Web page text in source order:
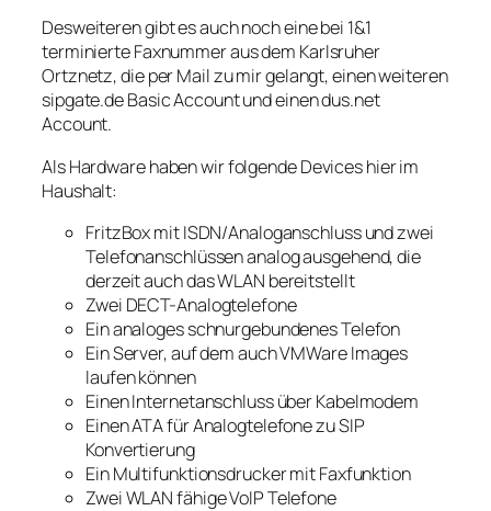
Desweiteren gibt es auch noch eine bei 1&1
terminierte Faxnummer aus dem Karlsruher
Ortznetz, die per Mail zu mir gelangt, einen weiteren
sipgate.de Basic Account und einen dus.net
Account.
Als Hardware haben wir folgende Devices hier im
Haushalt:
FritzBox mit ISDN/Analoganschluss und zwei
Telefonanschlüssen analog ausgehend, die
derzeit auch das WLAN bereitstellt
Zwei DECT-Analogtelefone
Ein analoges schnurgebundenes Telefon
Ein Server, auf dem auch VMWare Images
laufen können
Einen Internetanschluss über Kabelmodem
Einen ATA für Analogtelefone zu SIP
Konvertierung
Ein Multifunktionsdrucker mit Faxfunktion
Zwei WLAN fähige VoIP Telefone